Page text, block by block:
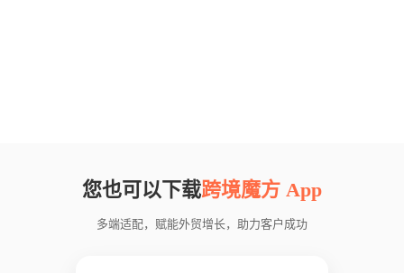
您也可以下载跨境魔方 App
多端适配，赋能外贸增长，助力客户成功